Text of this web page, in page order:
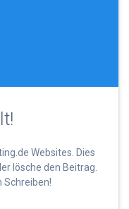
Websites. Dies
lösche den Beitrag.
Schreiben!